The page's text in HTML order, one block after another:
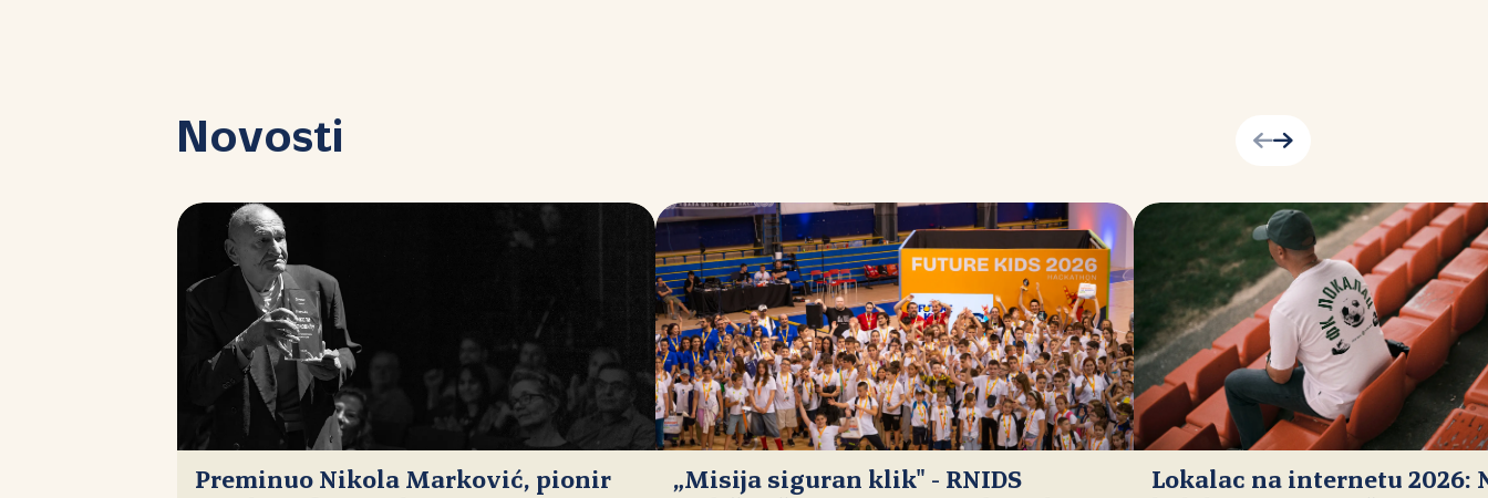
Novosti
Preminuo Nikola Marković, pionir
„Misija siguran klik" - RNIDS
Lokalac na internetu 2026: